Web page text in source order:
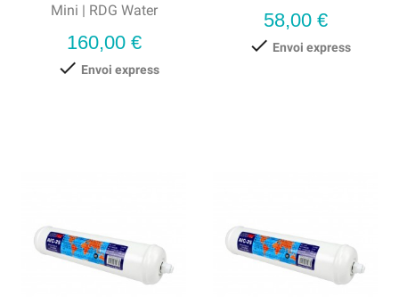
Mini | RDG Water
Prix
160,00 €
 Envoi express
Prix
58,00 €
 Envoi express